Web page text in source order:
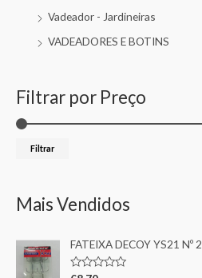
Vadeador - Jardineiras
VADEADORES E BOTINS
Filtrar por Preço
Filtrar
Mais Vendidos
FATEIXA DECOY YS21 Nº 2